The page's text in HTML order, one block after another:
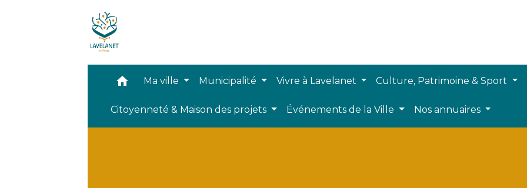
home Ma ville Municipalité Vivre à Lavelanet Culture, Patrimoine & Sport
Citoyenneté & Maison des projets Événements de la Ville Nos annuaires